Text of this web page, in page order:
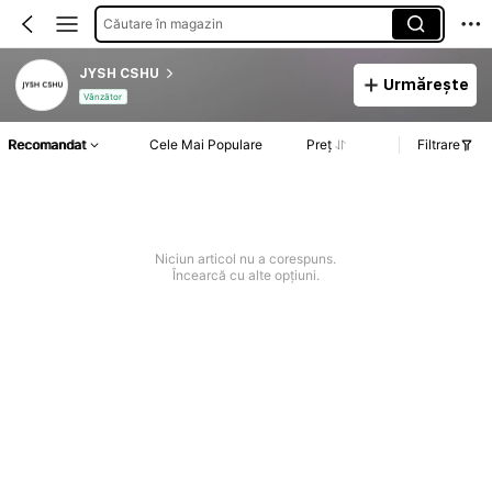
Căutare în magazin
JYSH CSHU
Vânzător
Urmărește
Recomandat Cele Mai Populare Preț Filtrare
Niciun articol nu a corespuns.
Încearcă cu alte opțiuni.